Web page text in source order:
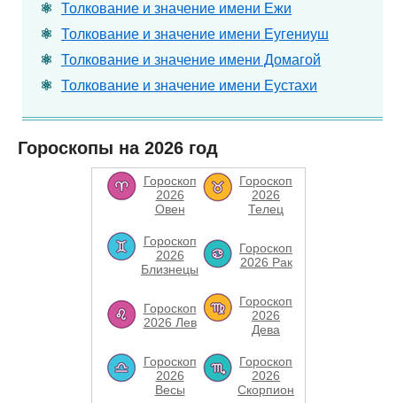
Толкование и значение имени Ежи
Толкование и значение имени Еугениуш
Толкование и значение имени Домагой
Толкование и значение имени Еустахи
Гороскопы на 2026 год
Гороскоп
2026
Овен
Гороскоп
2026
Телец
Гороскоп
2026
Близнецы
Гороскоп
2026 Рак
Гороскоп
2026 Лев
Гороскоп
2026
Дева
Гороскоп
2026
Весы
Гороскоп
2026
Скорпион